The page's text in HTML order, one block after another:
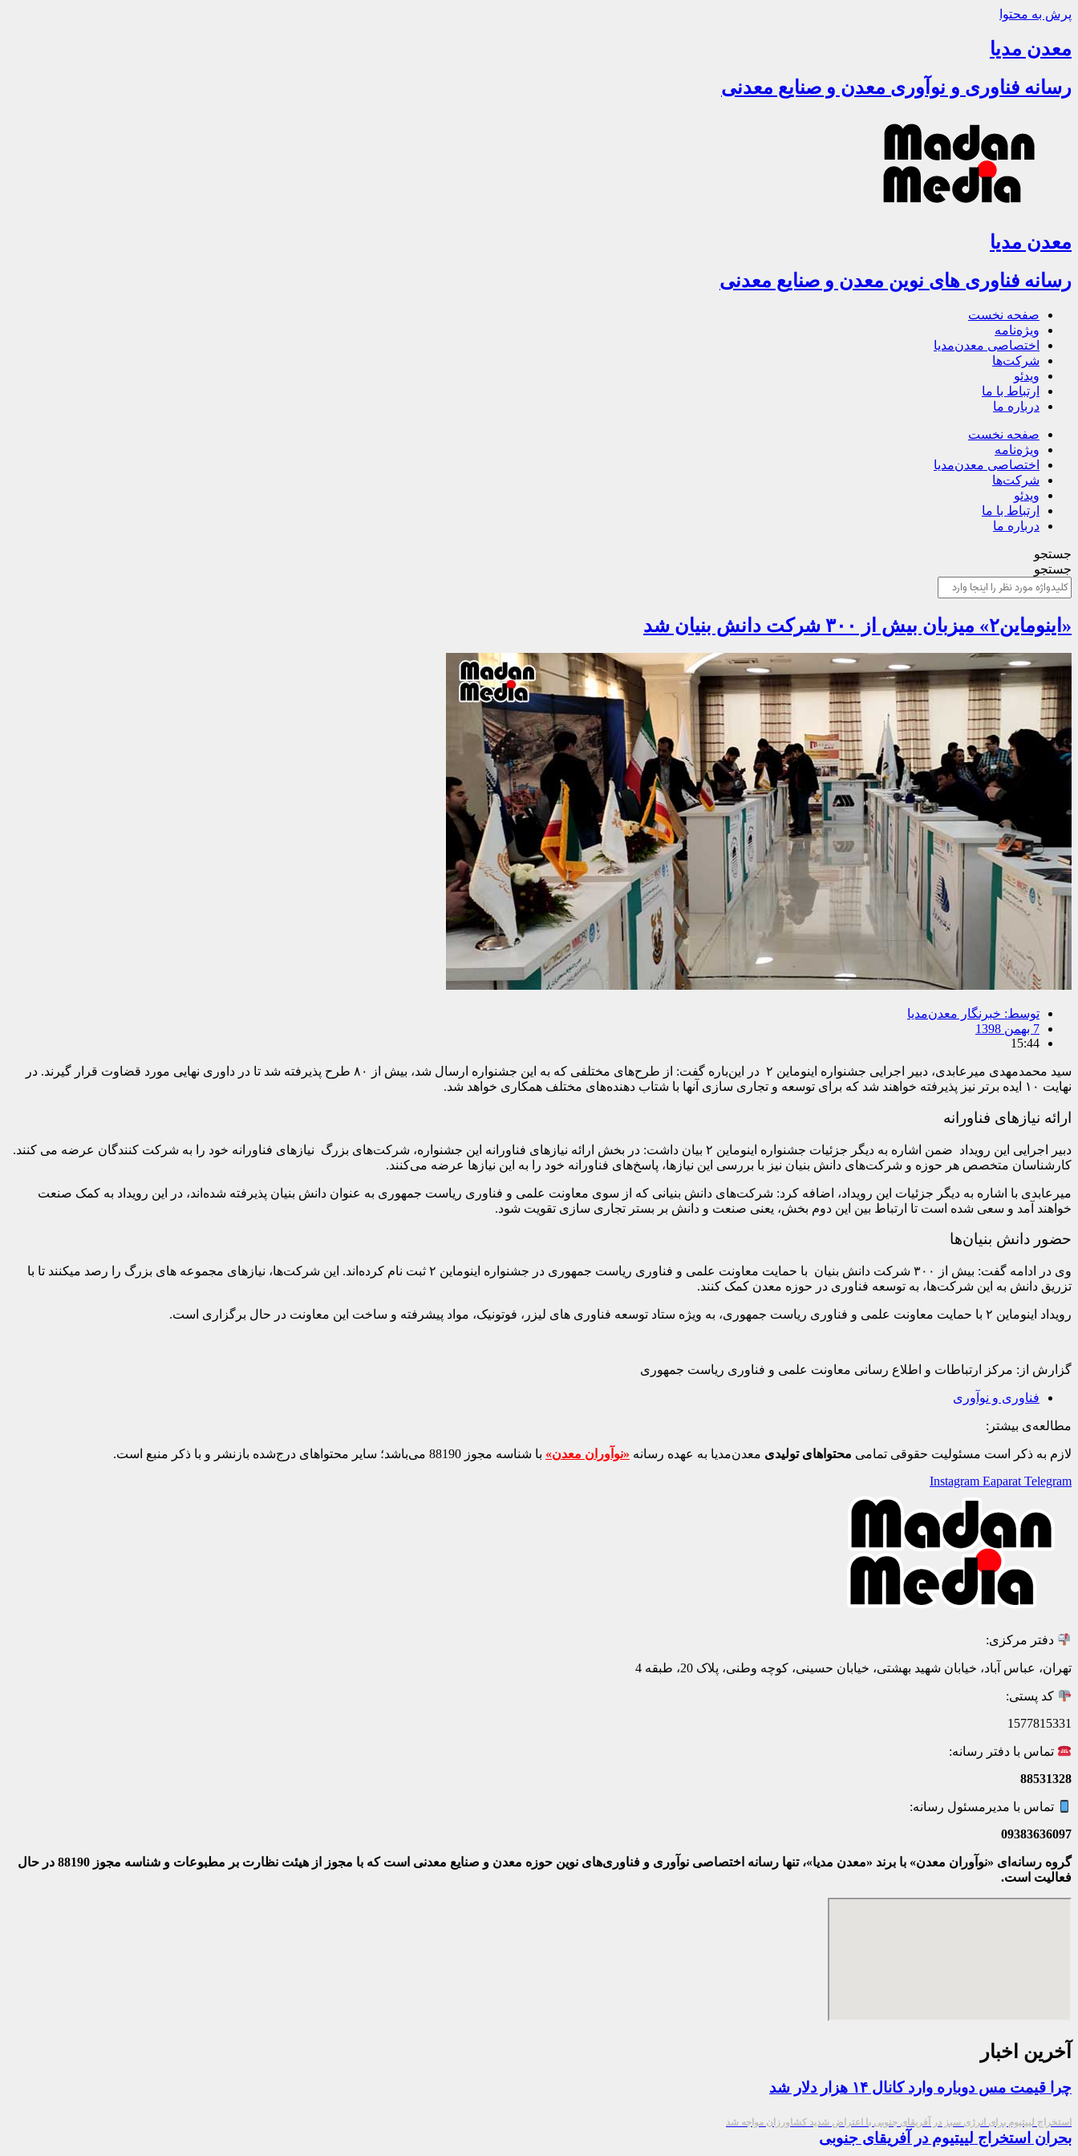
پرش به محتوا
معدن مدیا
رسانه فناوری و نوآوری معدن و صنایع معدنی
معدن مدیا
رسانه فناوری های نوین معدن و صنایع معدنی
صفحه نخست
ویژه‌نامه
اختصاصی معدن‌مدیا
شرکت‌ها
ویدئو
ارتباط با ما
درباره ما
صفحه نخست
ویژه‌نامه
اختصاصی معدن‌مدیا
شرکت‌ها
ویدئو
ارتباط با ما
درباره ما
جستجو
جستجو
«اینوماین۲» میزبان بیش از ۳۰۰ شرکت دانش بنیان شد
توسط: خبرنگار معدن‌مدیا
7 بهمن 1398
15:44
سید محمدمهدی میرعابدی، دبیر اجرایی جشنواره اینوماین
در این‌باره گفت: از طرح‌های مختلفی که به این جشنواره ارسال شد، بیش از ۸۰ طرح پذیرفته شد تا در داوری نهایی مورد قضاوت قرار گیرند. در
نهایت ۱۰ ایده برتر نیز پذیرفته خواهند شد که برای توسعه و تجاری سازی آنها با شتاب دهنده‌های مختلف همکاری خواهد شد.
ارائه نیازهای فناورانه
دبیر اجرایی این رویداد ضمن اشاره به دیگر جزئیات جشنواره اینوماین ۲ بیان داشت: در بخش ارائه نیازهای فناورانه این جشنواره، شرکت‌های بزرگ نیازهای فناورانه خود را به شرکت کنندگان عرضه می کنند.
کارشناسان متخصص هر حوزه و شرکت‌های دانش بنیان نیز با بررسی این نیازها، پاسخ‌های فناورانه خود را به این نیازها عرضه می‌کنند.
میرعابدی با اشاره به دیگر جزئیات این رویداد، اضافه کرد: شرکت‌های دانش بنیانی که از سوی معاونت علمی و فناوری ریاست جمهوری به عنوان دانش بنیان پذیرفته شده‌اند، در این رویداد به کمک صنعت
خواهند آمد و سعی شده است تا ارتباط بین این دوم بخش، یعنی صنعت و دانش بر بستر تجاری سازی تقویت شود.
حضور دانش بنیان‌ها
وی در ادامه گفت: بیش از ۳۰۰ شرکت دانش بنیان با حمایت معاونت علمی و فناوری ریاست جمهوری در جشنواره اینوماین ۲ ثبت نام کرده‌اند. این شرکت‌ها، نیازهای مجموعه های بزرگ را رصد می
کنند تا با
تزریق دانش به این شرکت‌ها، به توسعه فناوری در حوزه معدن کمک کنند.
رویداد اینوماین ۲ با حمایت معاونت علمی و فناوری ریاست جمهوری، به ویژه ستاد توسعه فناوری های لیزر، فوتونیک، مواد پیشرفته و ساخت این معاونت در حال برگزاری است.
گزارش از: مرکز ارتباطات و اطلاع رسانی معاونت علمی و فناوری ریاست جمهوری
فناوری و نوآوری
مطالعه‌ی بیشتر:
لازم به ذکر است مسئولیت حقوقی تمامی محتواهای تولیدی معدن‌مدیا به عهده رسانه «نوآوران معدن» با شناسه مجوز 88190 می‌باشد؛ سایر محتواهای درج‌شده بازنشر و با ذکر منبع است.
Instagram Eaparat Telegram
دفتر مرکزی:
تهران، عباس آباد، خیابان شهید بهشتی، خیابان حسینی، کوچه وطنی، پلاک 20، طبقه 4
کد پستی:
1577815331
تماس با دفتر رسانه:
88531328
تماس با مدیرمسئول رسانه:
09383636097
گروه رسانه‌ای «نوآوران معدن» با برند «معدن مدیا»، تنها رسانه اختصاصی نوآوری و فناوری‌های نوین حوزه معدن و صنایع معدنی‌ است که با مجوز از هیئت نظارت بر مطبوعات
و شناسه مجوز 88190 در حال
فعالیت است.
آخرین اخبار
چرا قیمت مس دوباره وارد کانال ۱۴ هزار دلار شد
استخراج لییتیوم برای انرژی سبز در آفریقای جنوبی با اعتراض شدید کشاورزان مواجه شد
بحران استخراج لییتیوم در آفریقای جنوبی